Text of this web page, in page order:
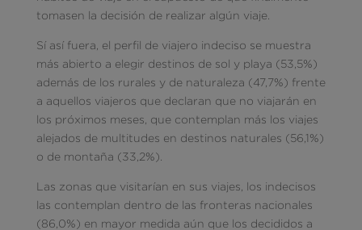
tomasen la decisión de realizar algún viaje.
Sí así fuera, el perfil de viajero indeciso se muestra
más abierto a elegir destinos de sol y playa (53,5%)
además de los rurales y de naturaleza (47,7%) frente
a aquellos viajeros que declaran que no viajarán en
los próximos meses, que contemplan más los viajes
alejados de multitudes en destinos naturales (56,1%)
o de montaña (33,2%).
Las zonas que visitarían en sus viajes, los indecisos
las contemplan dentro de las fronteras nacionales
(86,0%) en mayor medida aún que los decididos a